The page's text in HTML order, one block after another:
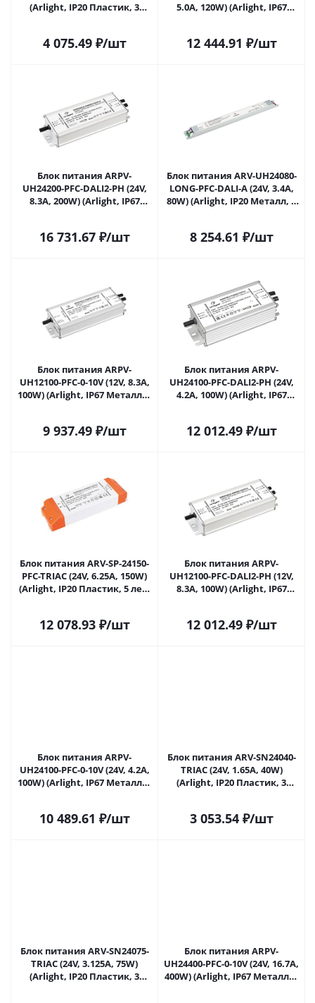
(Arlight, IP20 Пластик, 3
4 075.49₽/шт
5.0A, 120W) (Arlight, IP67
12 444.91 ₽/шт
Блок питания ARPV-
UH24200-PFC-DALI2-PH (24V,
8.3A, 200W) (Arlight, IP67
16 731.67₽/шт
Блок питания ARV-UH24080-
LONG-PFC-DALI-A (24V, 3.4A,
80W) (Arlight, IP20 Металл, 7
8 254.61 ₽/шт
Блок питания ARPV-
UH12100-PFC-0-10V (12V, 8.3A,
100W) (Arlight, IP67 Металл, 7
9 937.49₽/шт
Блок питания ARPV-
UH24100-PFC-DALI2-PH (24V,
4.2A, 100W) (Arlight, IP67
12 012.49₽/шт
Блок питания ARV-SP-24150-
PFC-TRIAC (24V, 6.25A, 150W)
(Arlight, IP20 Пластик, 5 лет)
12 078.93₽/шт
Блок питания ARPV-
UH12100-PFC-DALI2-PH (12V,
8.3A, 100W) (Arlight, IP67
12 012.49₽/шт
Блок питания ARPV-
UH24100-PFC-0-10V (24V, 4.2A,
100W) (Arlight, IP67 Металл, 7
10 489.61 ₽/шт
Блок питания ARV-SN24040-
TRIAC (24V, 1.65A, 40W)
(Arlight, IP20 Пластик, 3
3 053.54₽/шт
Блок питания ARV-SN24075-
TRIAC (24V, 3.125A, 75W)
(Arlight, IP20 Пластик, 3
Блок питания ARPV-
UH24400-PFC-0-10V (24V, 16.7A,
400W) (Arlight, IP67 Металл, 7